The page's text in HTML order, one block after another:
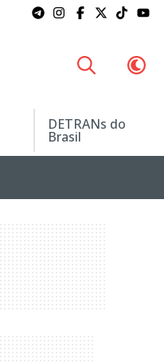
DETRANs do
Brasil